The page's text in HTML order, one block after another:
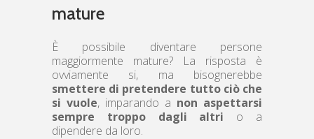
mature
È possibile diventare persone
maggiormente mature? La risposta è
ovviamente si, ma bisognerebbe
smettere di pretendere tutto ciò che
si vuole, imparando a non aspettarsi
sempre troppo dagli altri o a
dipendere da loro.